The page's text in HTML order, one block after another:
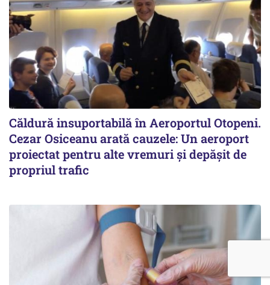
Căldură insuportabilă în Aeroportul Otopeni.
Cezar Osiceanu arată cauzele: Un aeroport
proiectat pentru alte vremuri și depășit de
propriul trafic